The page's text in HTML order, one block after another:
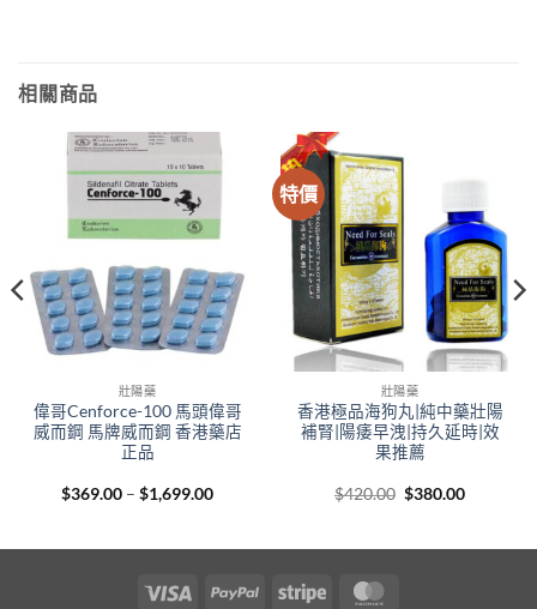
相關商品
壯陽藥
偉哥Cenforce-100 馬頭偉哥
威而鋼 馬牌威而鋼 香港藥店
正品
$369.00 – $1,699.00Price
$1,699.00
特價
壯陽藥
香港極品海狗丸|純中藥壯陽
補腎|陽痿早洩|持久延時|效
果推薦
$420.00 Original
$380.00Current
Visa PayPal Stripe